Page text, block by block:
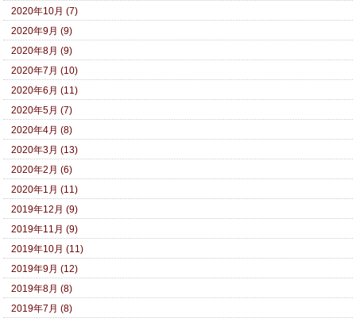
2020年10月 (7)
2020年9月 (9)
2020年8月 (9)
2020年7月 (10)
2020年6月 (11)
2020年5月 (7)
2020年4月 (8)
2020年3月 (13)
2020年2月 (6)
2020年1月 (11)
2019年12月 (9)
2019年11月 (9)
2019年10月 (11)
2019年9月 (12)
2019年8月 (8)
2019年7月 (8)